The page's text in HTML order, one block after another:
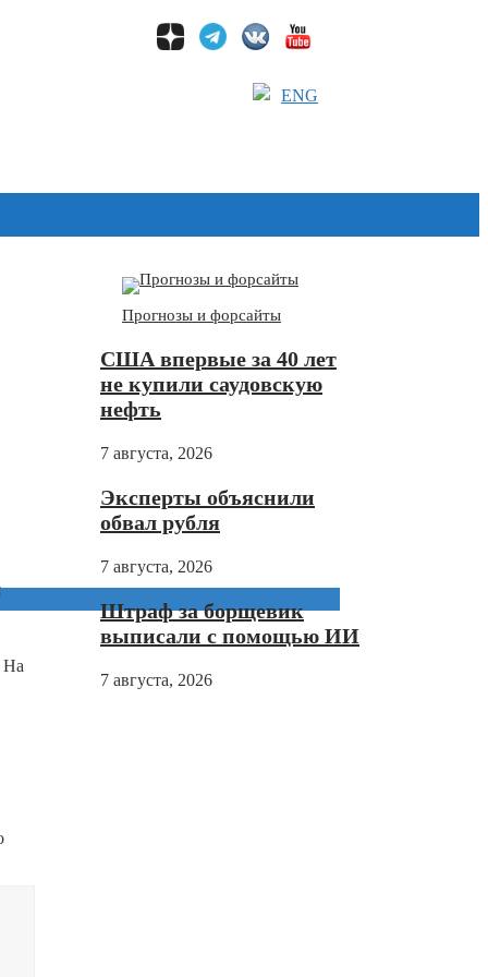
ENG
На
Прогнозы и форсайты
США впервые за 40 лет
не купили саудовскую
нефть
7 августа, 2026
Эксперты объяснили
обвал рубля
7 августа, 2026
Штраф за борщевик
выписали с помощью ИИ
7 августа, 2026